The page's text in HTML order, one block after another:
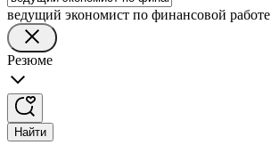
ведущий экономист по финансовой работе
Резюме
Найти